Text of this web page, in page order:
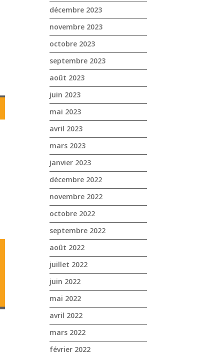
décembre 2023
novembre 2023
octobre 2023
septembre 2023
août 2023
juin 2023
mai 2023
avril 2023
mars 2023
janvier 2023
décembre 2022
novembre 2022
octobre 2022
septembre 2022
août 2022
juillet 2022
juin 2022
mai 2022
avril 2022
mars 2022
février 2022